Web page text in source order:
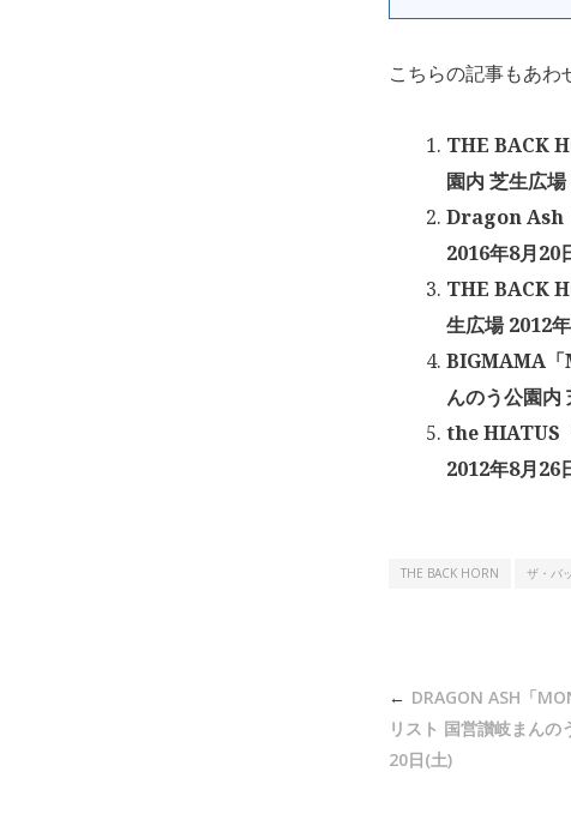
こちらの記事もあわ
THE BACK
園内 芝生広
Dragon Ash
2016年8月20
THE BACK
生広場 2012
BIGMAMA「
んのう公園内
the HIATUS
2012年8月26
THE BACK HORN ザ・バ
DRAGON ASH「
リスト 国営讃岐まんの
20日(土)